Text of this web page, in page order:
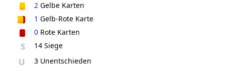
2 Gelbe Karten
1 Gelb-Rote Karte
0 Rote Karten
S 14 Siege
U 3 Unentschieden